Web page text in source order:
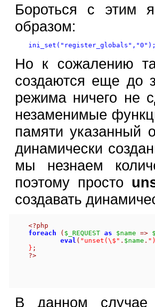
Бороться с этим
образом:
Но к сожалению
создаются еще до
режима ничего не
незаменимые
памяти указанный
динамически
мы незнаем
поэтому просто
создавать
<?php
foreach
( $_REQUEST as $name =>
eval ( "unset(\$" . $name .
} ;
?>
В данном случае